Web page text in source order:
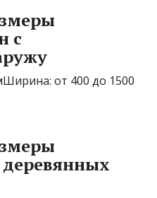
с
от 400 до 1500